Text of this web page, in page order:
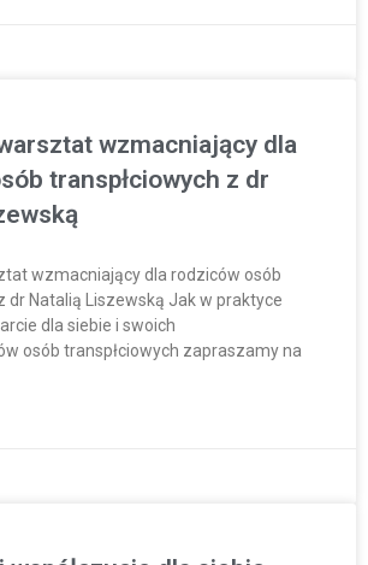
wzmacniający dla
transpłciowych z dr
wzmacniający dla rodziców osób
dr Natalią Liszewską Jak w praktyce
dla siebie i swoich
osób transpłciowych zapraszamy na